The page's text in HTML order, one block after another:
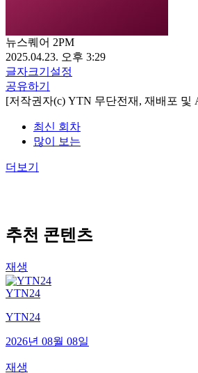
뉴스퀘어 2PM
2025.04.23. 오후 3:29
글자크기설정
공유하기
[저작권자(c) YTN 무단전재, 재배포 및
최신 회차
많이 보는
더보기
추천 콘텐츠
재생
YTN24
YTN24
2026년 08월 08일
재생